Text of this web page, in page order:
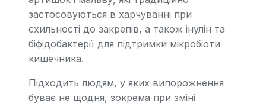
застосовуються в харчуванні при
схильності до закрепів, а також інулін та
біфідобактерії для підтримки мікробіоти
кишечника.
Підходить людям, у яких випорожнення
буває не щодня, зокрема при зміні